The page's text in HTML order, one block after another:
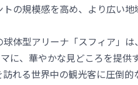
トの規模感を高め、より広い
球体型アリーナ「スフィア」
に、華やかな見どころを提
訪れる世界中の観光客に圧倒的